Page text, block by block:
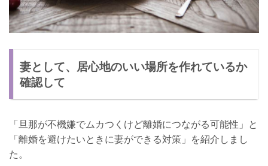
妻として、居心地のいい場所を作れているか
確認して
「旦那が不機嫌でムカつくけど離婚につながる可能性」と
「離婚を避けたいときに妻ができる対策」を紹介しまし
た。